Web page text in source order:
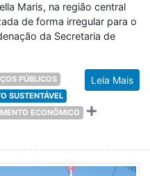
Maris, na região central
de forma irregular para o
da Secretaria de
Leia Mais
PÚBLICOS
SUSTENTÁVEL
ECONÔMICO